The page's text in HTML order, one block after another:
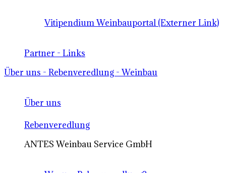
Vitipendium Weinbauportal (Externer Link)
Partner - Links
Über uns - Rebenveredlung - Weinbau
Über uns
Rebenveredlung
ANTES Weinbau Service GmbH